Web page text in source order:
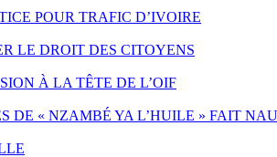
POUR TRAFIC D’IVOIRE
LE DROIT DES CITOYENS
À LA TÊTE DE L’OIF
DE « NZAMBÉ YA L’HUILE » FAIT